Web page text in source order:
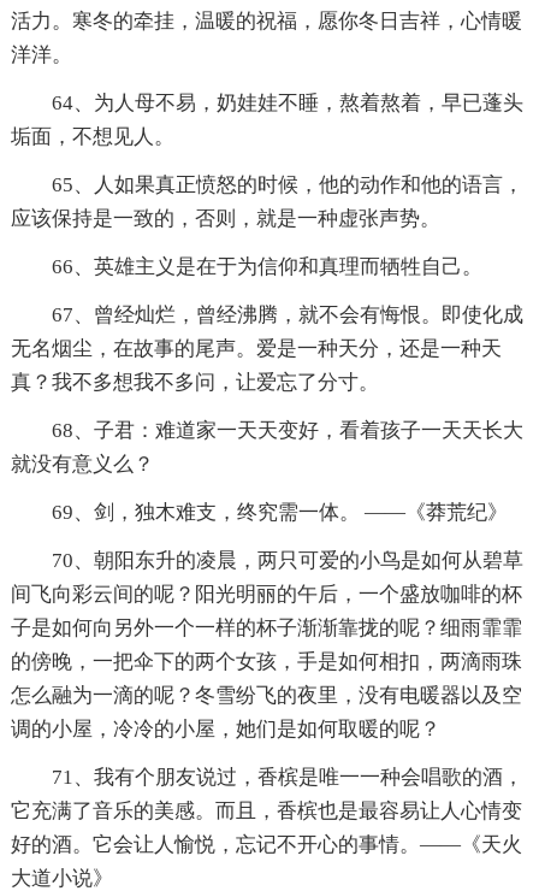
活力。寒冬的牵挂，温暖的祝福，愿你冬日吉祥，心情暖
洋洋。
64、为人母不易，奶娃娃不睡，熬着熬着，早已蓬头
垢面，不想见人。
65、人如果真正愤怒的时候，他的动作和他的语言，
应该保持是一致的，否则，就是一种虚张声势。
66、英雄主义是在于为信仰和真理而牺牲自己。
67、曾经灿烂，曾经沸腾，就不会有悔恨。即使化成
无名烟尘，在故事的尾声。爱是一种天分，还是一种天
真？我不多想我不多问，让爱忘了分寸。
68、子君：难道家一天天变好，看着孩子一天天长大
就没有意义么？
69、剑，独木难支，终究需一体。 ——《莽荒纪》
70、朝阳东升的凌晨，两只可爱的小鸟是如何从碧草
间飞向彩云间的呢？阳光明丽的午后，一个盛放咖啡的杯
子是如何向另外一个一样的杯子渐渐靠拢的呢？细雨霏霏
的傍晚，一把伞下的两个女孩，手是如何相扣，两滴雨珠
怎么融为一滴的呢？冬雪纷飞的夜里，没有电暖器以及空
调的小屋，冷冷的小屋，她们是如何取暖的呢？
71、我有个朋友说过，香槟是唯一一种会唱歌的酒，
它充满了音乐的美感。而且，香槟也是最容易让人心情变
好的酒。它会让人愉悦，忘记不开心的事情。——《天火
大道小说》